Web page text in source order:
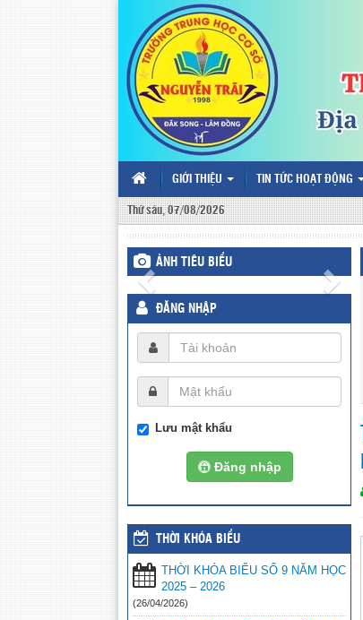
GIỚI THIỆU TIN TỨC HOẠT ĐỘNG
Thứ sáu, 07/08/2026
ẢNH TIÊU BIỂU
ĐĂNG NHẬP
Lưu mật khẩu
Đăng nhập
THỜI KHÓA BIỂU
THỜI KHÓA BIỂU SỐ 9 NĂM HỌC
2025 – 2026
(26/04/2026)